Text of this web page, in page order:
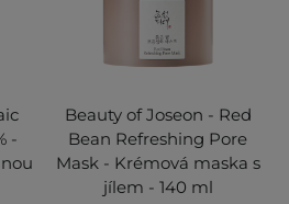
-
Beauty of Joseon - Red
Bean Refreshing Pore
Mask - Krémová maska s
jílem - 140 ml